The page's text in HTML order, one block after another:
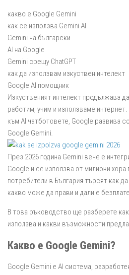
какво е Google Gemini
как се използва Gemini AI
Gemini на български
AI на Google
Gemini срещу ChatGPT
как да използвам изкуствен интелект
Google AI помощник
Изкуственият интелект продължава
работим, учим и използваме
към AI чатботовете, Google развива
Google Gemini.
През 2026 година Gemini вече е
Google и се използва от милиони
потребители в България търсят как
какво може да прави и дали е
В това ръководство ще разберете
използва и какви възможности
Какво е Google Gemini?
Google Gemini е AI система,